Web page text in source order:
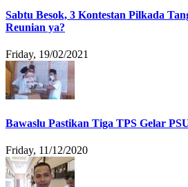
Sabtu Besok, 3 Kontestan Pilkada
Reunian ya?
Friday, 19/02/2021
Bawaslu Pastikan Tiga TPS Gelar
Friday, 11/12/2020